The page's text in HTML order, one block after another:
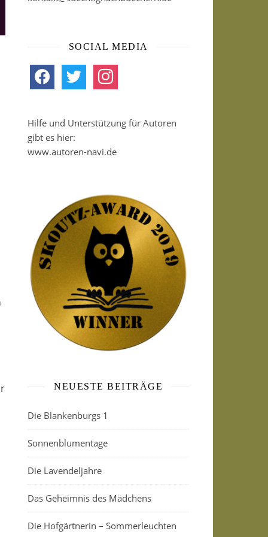
SOCIAL MEDIA
facebook twitter instagram
Hilfe und Unterstützung für Autoren
gibt es hier:
www.autoren-navi.de
NEUESTE BEITRÄGE
Die Blankenburgs 1
Sonnenblumentage
Die Lavendeljahre
Das Geheimnis des Mädchens
Die Hofgärtnerin – Sommerleuchten